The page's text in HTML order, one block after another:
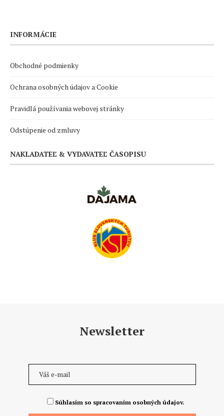
INFORMÁCIE
Obchodné podmienky
Ochrana osobných údajov a Cookie
Pravidlá používania webovej stránky
Odstúpenie od zmluvy
NAKLADATEĽ & VYDAVATEĽ ČASOPISU
Newsletter
Súhlasím so spracovaním osobných údajov.